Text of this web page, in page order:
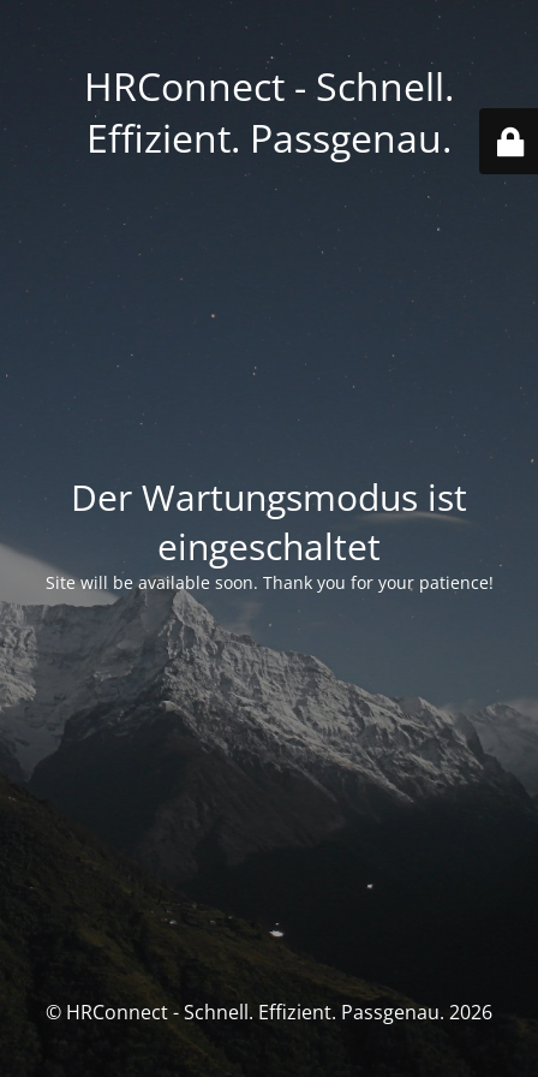
HRConnect - Schnell.
Effizient. Passgenau.
Der Wartungsmodus ist
eingeschaltet
Site will be available soon. Thank you for your patience!
© HRConnect - Schnell. Effizient. Passgenau. 2026